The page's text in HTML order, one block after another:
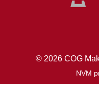
© 2026 COG
NVM